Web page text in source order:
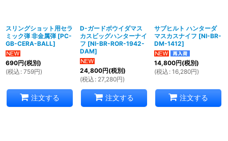
スリングショット用セラ
ミック弾 非金属弾 [PC-
GB-CERA-BALL]
690円(税別)
(税込 : 759円)
注文する
D-ガードボウイダマス
カスビッグハンターナイ
フ [NI-BR-ROR-1942-
DAM]
24,800円(税別)
(税込 : 27,280円)
注文する
サブヒルト ハンターダ
マスカスナイフ [NI-BR-
DM-1412]
14,800円(税別)
(税込 : 16,280円)
注文する